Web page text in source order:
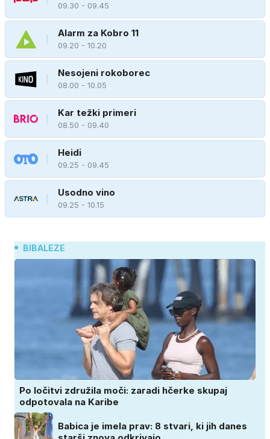
09.30 - 09.45
Alarm za Kobro 11
09.20 - 10.20
Nesojeni rokoborec
08.00 - 10.05
Kar težki primeri
08.50 - 09.40
Heidi
09.25 - 09.45
Usodno vino
09.25 - 10.15
BIBALEZE
Po ločitvi združila moči: zaradi hčerke skupaj
odpotovala na Karibe
Babica je imela prav: 8 stvari, ki jih danes